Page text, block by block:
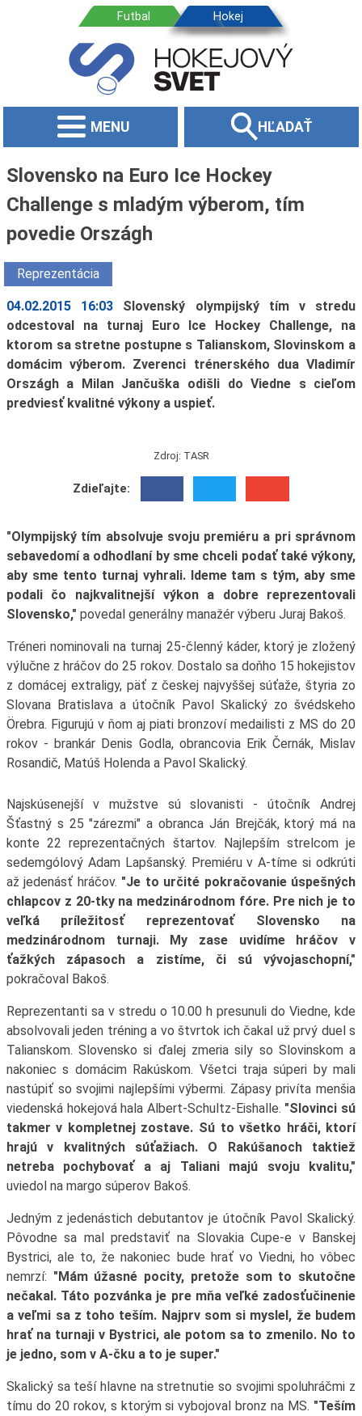
MENU HĽADAŤ
Slovensko na Euro Ice Hockey
Challenge s mladým výberom, tím
povedie Országh
Reprezentácia
04.02.2015 16:03
Slovenský olympijský tím v stredu
odcestoval na turnaj Euro Ice Hockey Challenge, na
ktorom sa stretne postupne s Talianskom, Slovinskom a
domácim výberom. Zverenci trénerského dua Vladimír
Országh a Milan Jančuška odišli do Viedne s cieľom
predviesť kvalitné výkony a uspieť.
Zdroj: TASR
Zdieľajte:
"Olympijský tím absolvuje svoju premiéru a pri správnom
sebavedomí a odhodlaní by sme chceli podať také výkony,
aby sme tento turnaj vyhrali. Ideme tam s tým, aby sme
podali čo najkvalitnejší výkon a dobre reprezentovali
Slovensko," povedal generálny manažér výberu Juraj Bakoš.
Tréneri nominovali na turnaj 25-členný káder, ktorý je zložený
výlučne z hráčov do 25 rokov. Dostalo sa doňho 15 hokejistov
z domácej extraligy, päť z českej najvyššej súťaže, štyria zo
Slovana Bratislava a útočník Pavol Skalický zo švédskeho
Örebra. Figurujú v ňom aj piati bronzoví medailisti z MS do 20
rokov - brankár Denis Godla, obrancovia Erik Černák, Mislav
Rosandič, Matúš Holenda a Pavol Skalický.
Najskúsenejší v mužstve sú slovanisti - útočník Andrej
Šťastný s 25 "zárezmi" a obranca Ján Brejčák, ktorý má na
konte 22 reprezentačných štartov. Najlepším strelcom je
sedemgólový Adam Lapšanský. Premiéru v A-tíme si odkrúti
až jedenásť hráčov. "Je to určité pokračovanie úspešných
chlapcov z 20-tky na medzinárodnom fóre. Pre nich je to
veľká príležitosť reprezentovať Slovensko na
medzinárodnom turnaji. My zase uvidíme hráčov v
ťažkých zápasoch a zistíme, či sú vývojaschopní,"
pokračoval Bakoš.
Reprezentanti sa v stredu o 10.00 h presunuli do Viedne, kde
absolvovali jeden tréning a vo štvrtok ich čakal už prvý duel s
Talianskom. Slovensko si ďalej zmeria sily so Slovinskom a
nakoniec s domácim Rakúskom. Všetci traja súperi by mali
nastúpiť so svojimi najlepšími výbermi. Zápasy privíta menšia
viedenská hokejová hala Albert-Schultz-Eishalle. "Slovinci sú
takmer v kompletnej zostave. Sú to všetko hráči, ktorí
hrajú v kvalitných súťažiach. O Rakúšanoch taktiež
netreba pochybovať a aj Taliani majú svoju kvalitu,"
uviedol na margo súperov Bakoš.
Jedným z jedenástich debutantov je útočník Pavol Skalický.
Pôvodne sa mal predstaviť na Slovakia Cupe-e v Banskej
Bystrici, ale to, že nakoniec bude hrať vo Viedni, ho vôbec
nemrzí: "Mám úžasné pocity, pretože som to skutočne
nečakal. Táto pozvánka je pre mňa veľké zadosťučinenie
a veľmi sa z toho teším. Najprv som si myslel, že budem
hrať na turnaji v Bystrici, ale potom sa to zmenilo. No to
je jedno, som v A-čku a to je super."
Skalický sa teší hlavne na stretnutie so svojimi spoluhráčmi z
tímu do 20 rokov, s ktorým si vybojoval bronz na MS. "Teším